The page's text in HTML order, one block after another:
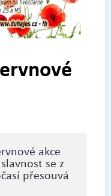
akce
se z
přesouvá